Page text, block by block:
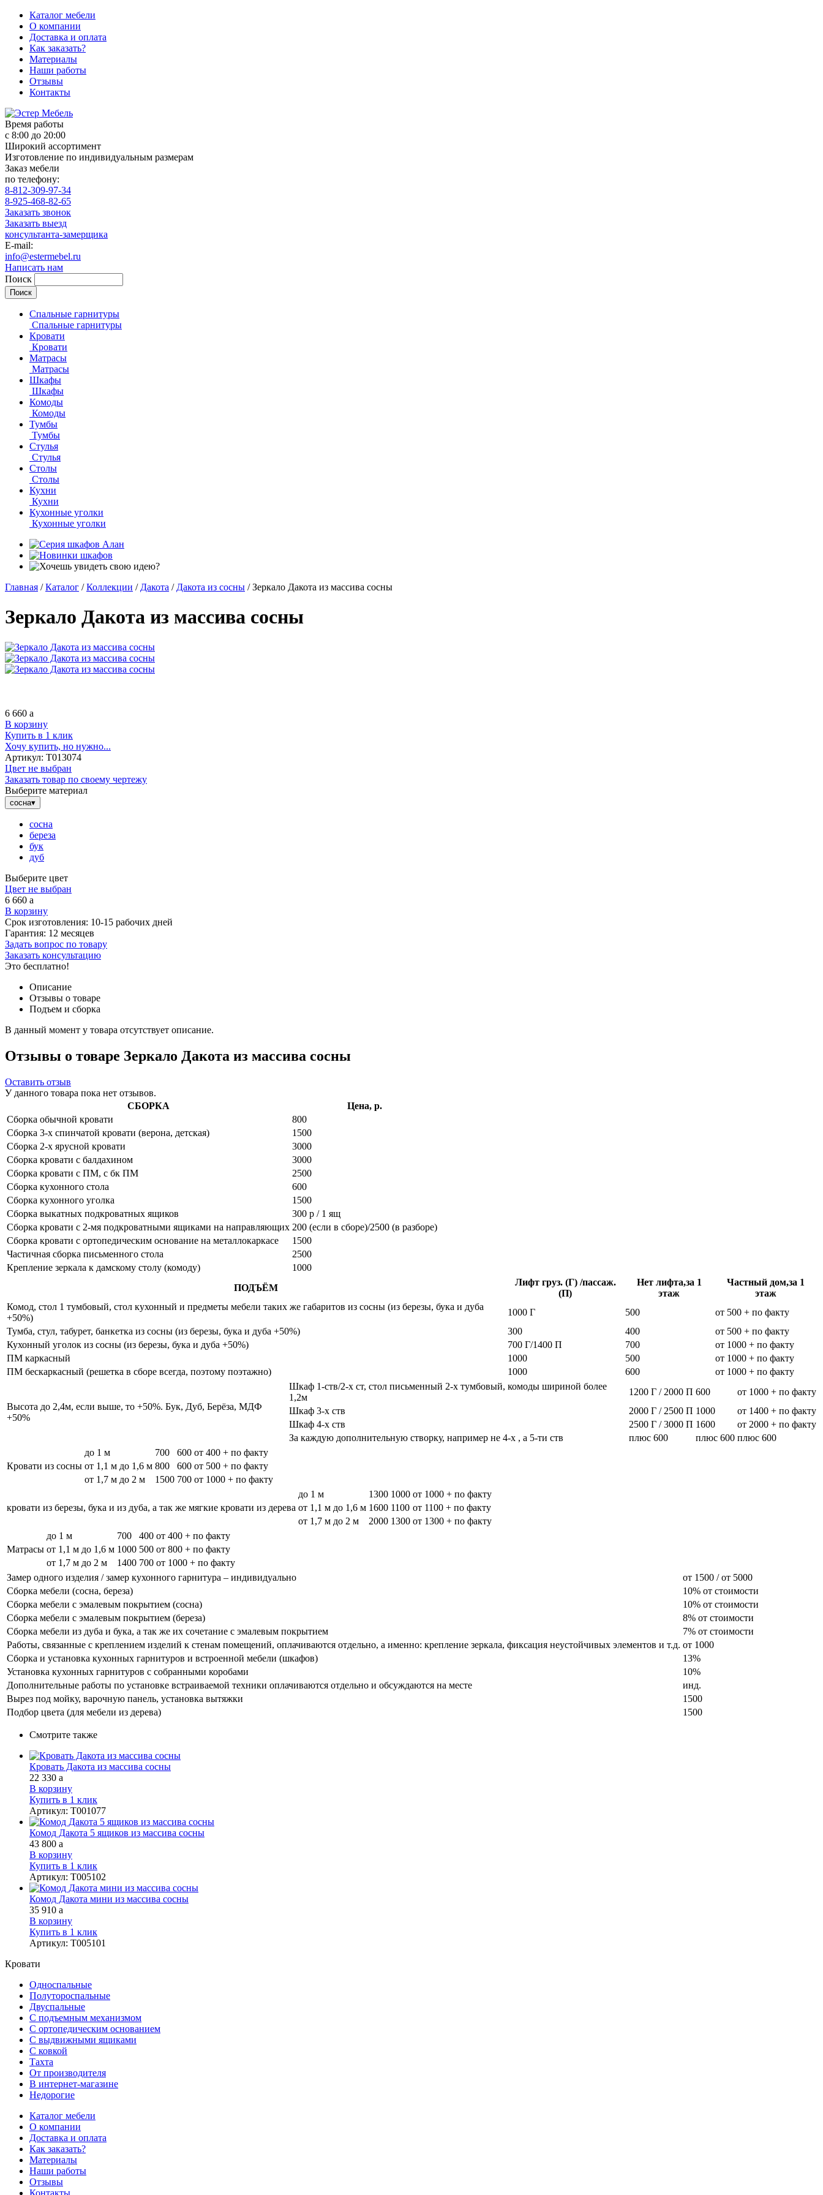
Каталог мебели
О компании
Доставка и оплата
Как заказать?
Материалы
Наши работы
Отзывы
Контакты
Время работы
с 8:00 до 20:00
Широкий ассортимент
Изготовление по индивидуальным размерам
Заказ мебели
по телефону:
8-812-309-97-34
8-925-468-82-65
Заказать звонок
Заказать выезд
консультанта-замерщика
E-mail:
info@estermebel.ru
Написать нам
Поиск
Спальные гарнитуры
Спальные гарнитуры
Кровати
Кровати
Матрасы
Матрасы
Шкафы
Шкафы
Комоды
Комоды
Тумбы
Тумбы
Стулья
Стулья
Столы
Столы
Кухни
Кухни
Кухонные уголки
Кухонные уголки
Главная / Каталог / Коллекции / Дакота / Дакота из сосны / Зеркало Дакота из массива сосны
Зеркало Дакота из массива сосны
6 660 a
В корзину
Купить в 1 клик
Хочу купить, но нужно...
Артикул: Т013074
Цвет не выбран
Заказать товар по своему чертежу
Выберите материал
сосна▾
сосна
береза
бук
дуб
Выберите цвет
Цвет не выбран
6 660 a
В корзину
Срок изготовления: 10-15 рабочих дней
Гарантия: 12 месяцев
Задать вопрос по товару
Заказать консультацию
Это бесплатно!
Описание
Отзывы о товаре
Подъем и сборка
В данный момент у товара отсутствует описание.
Отзывы о товаре Зеркало Дакота из массива сосны
Оставить отзыв
У данного товара пока нет отзывов.
СБОРКА
Цена, р.
Сборка обычной кровати
800
Сборка 3-х спинчатой кровати (верона, детская)
1500
Сборка 2-х ярусной кровати
3000
Сборка кровати с балдахином
3000
Сборка кровати с ПМ, с бк ПМ
2500
Сборка кухонного стола
600
Сборка кухонного уголка
1500
Сборка выкатных подкроватных ящиков
300 р / 1 ящ
Сборка кровати с 2-мя подкроватными ящиками на направляющих 200 (если в сборе)/2500 (в разборе)
Сборка кровати с ортопедическим основание на металлокаркасе
1500
Частичная сборка письменного стола
2500
Крепление зеркала к дамскому столу (комоду)
1000
ПОДЪЁМ
Лифт груз. (Г) /пассаж.
(П)
Нет лифта,за 1
этаж
Частный дом,за 1
этаж
Комод, стол 1 тумбовый, стол кухонный и предметы мебели таких же габаритов из сосны (из березы, бука и дуба
+50%)
1000 Г 500
от 500 + по факту
Тумба, стул, табурет, банкетка из сосны (из березы, бука и дуба +50%)
300 400
от 500 + по факту
Кухонный уголок из сосны (из березы, бука и дуба +50%)
700 Г/1400 П 700
от 1000 + по факту
ПМ каркасный
1000 500
от 1000 + по факту
ПМ бескаркасный (решетка в сборе всегда, поэтому поэтажно)
1000 600 от 1000 + по факту
Высота до 2,4м, если выше, то +50%. Бук, Дуб, Берёза, МДФ
+50%
Шкаф 1-ств/2-х ст, стол письменный 2-х тумбовый, комоды шириной более
1,2м
1200 Г / 2000 П 600
от 1000 + по факту
Шкаф 3-х ств
2000 Г / 2500 П 1000
от 1400 + по факту
Шкаф 4-х ств
2500 Г / 3000 П 1600
от 2000 + по факту
За каждую дополнительную створку, например не 4-х , а 5-ти ств
плюс 600 плюс 600 плюс 600
Кровати из сосны
до 1 м 700 600 от 400 + по факту
от 1,1 м до 1,6 м 800 600 от 500 + по факту
от 1,7 м до 2 м
1500 700 от 1000 + по факту
кровати из березы, бука и из дуба, а так же мягкие кровати из дерева
до 1 м 1300 1000 от 1000 + по факту
от 1,1 м до 1,6 м 1600 1100 от 1100 + по факту
от 1,7 м до 2 м
2000 1300 от 1300 + по факту
Матрасы
до 1 м 700 400 от 400 + по факту
от 1,1 м до 1,6 м 1000 500 от 800 + по факту
от 1,7 м до 2 м
1400 700 от 1000 + по факту
Замер одного изделия / замер кухонного гарнитура – индивидуально
от 1500 / от 5000
Сборка мебели (сосна, береза)
10% от стоимости
Сборка мебели с эмалевым покрытием (сосна)
10% от стоимости
Сборка мебели с эмалевым покрытием (береза)
8% от стоимости
Сборка мебели из дуба и бука, а так же их сочетание с эмалевым покрытием
7% от стоимости
Работы, связанные с креплением изделий к стенам помещений, оплачиваются отдельно, а именно: крепление зеркала, фиксация неустойчивых элементов и т.д. от 1000
Сборка и установка кухонных гарнитуров и встроенной мебели (шкафов)
13%
Установка кухонных гарнитуров с собранными коробами
10%
Дополнительные работы по установке встраиваемой техники оплачиваются отдельно и обсуждаются на месте
инд.
Вырез под мойку, варочную панель, установка вытяжки
1500
Подбор цвета (для мебели из дерева)
1500
Смотрите также
Кровать Дакота из массива сосны
22 330 a
В корзину
Купить в 1 клик
Артикул: Т001077
Комод Дакота 5 ящиков из массива сосны
43 800 a
В корзину
Купить в 1 клик
Артикул: Т005102
Комод Дакота мини из массива сосны
35 910 a
В корзину
Купить в 1 клик
Артикул: Т005101
Кровати
Односпальные
Полутороспальные
Двуспальные
С подъемным механизмом
С ортопедическим основанием
С выдвижными ящиками
С ковкой
Тахта
От производителя
В интернет-магазине
Недорогие
Каталог мебели
О компании
Доставка и оплата
Как заказать?
Материалы
Наши работы
Отзывы
Контакты